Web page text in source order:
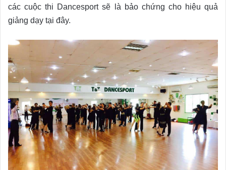
các cuộc thi Dancesport sẽ là bảo chứng cho hiệu quả
giảng dạy tại đây.